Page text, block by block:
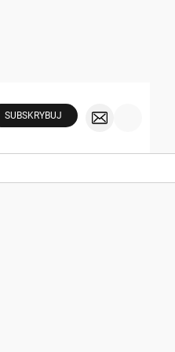
SUBSKRYBUJ